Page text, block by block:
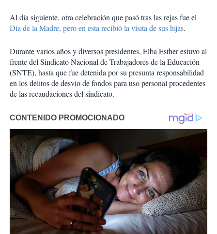
Al día siguiente, otra celebración que pasó tras las rejas fue el
Día de la Madre, pero en esta recibió la visita de sus hijas.
Durante varios años y diversos presidentes, Elba Esther estuvo al
frente del Sindicato Nacional de Trabajadores de la Educación
(SNTE), hasta que fue detenida por su presunta responsabilidad
en los delitos de desvío de fondos para uso personal procedentes
de las recaudaciones del sindicato.